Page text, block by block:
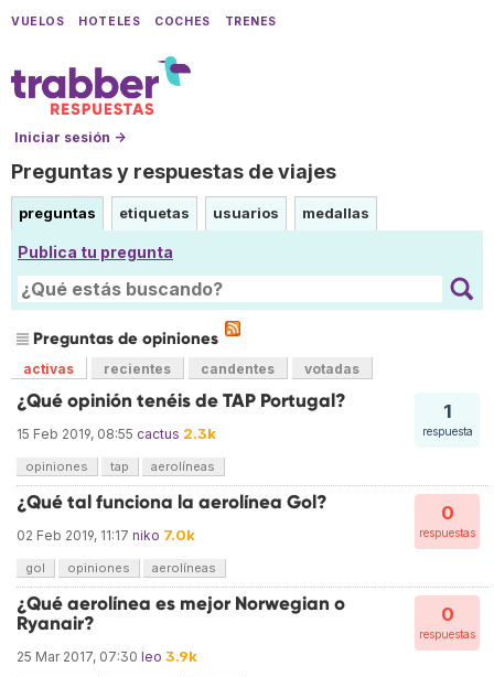
VUELOS HOTELES COCHES TRENES
Iniciar sesión →
Preguntas y respuestas de viajes
preguntas etiquetas usuarios medallas
Publica tu pregunta
Preguntas de opiniones
activas recientes candentes votadas
1
respuesta
¿Qué opinión tenéis de TAP Portugal?
15 Feb 2019, 08:55 cactus 2.3k
opiniones tap aerolíneas
0
respuestas
¿Qué tal funciona la aerolínea Gol?
02 Feb 2019, 11:17 niko 7.0k
gol opiniones aerolíneas
0
respuestas
¿Qué aerolínea es mejor Norwegian o
Ryanair?
25 Mar 2017, 07:30 leo 3.9k